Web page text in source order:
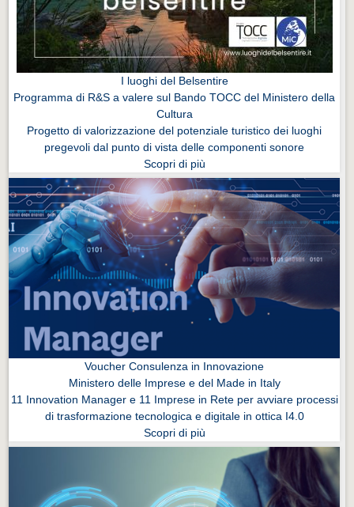
I luoghi del Belsentire
Programma di R&S a valere sul Bando TOCC del Ministero della
Cultura
Progetto di valorizzazione del potenziale turistico dei luoghi
pregevoli dal punto di vista delle componenti sonore
Scopri di più
Voucher Consulenza in Innovazione
Ministero delle Imprese e del Made in Italy
11 Innovation Manager e 11 Imprese in Rete per avviare processi
di trasformazione tecnologica e digitale in ottica I4.0
Scopri di più